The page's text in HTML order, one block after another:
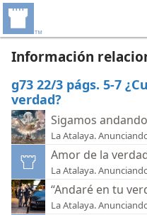
Información
g73 22/3 págs. 5-7
verdad?
Sigamos
La Atalaya.
Amor de la
La Atalaya.
“Andaré en tu
La Atalaya.